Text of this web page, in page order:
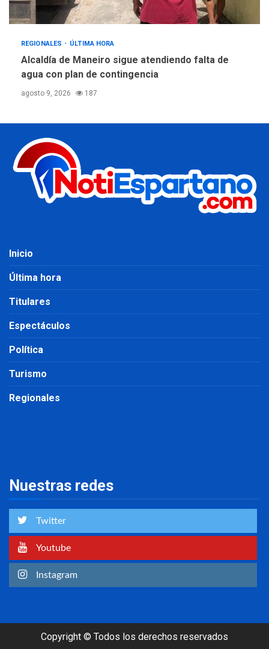
REGIONALES ÚLTIMA HORA
Alcaldía de Maneiro sigue atendiendo falta de
agua con plan de contingencia
agosto 9, 2026 187
Inicio
Última hora
Titulares
Espectáculos
Política
Turismo
Regionales
Nuestras redes
Twitter
Youtube
Instagram
Copyright © Todos los derechos reservados